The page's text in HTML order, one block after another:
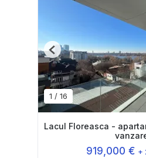
1 / 16
Previous
Lacul Floreasca -
919,000 € +